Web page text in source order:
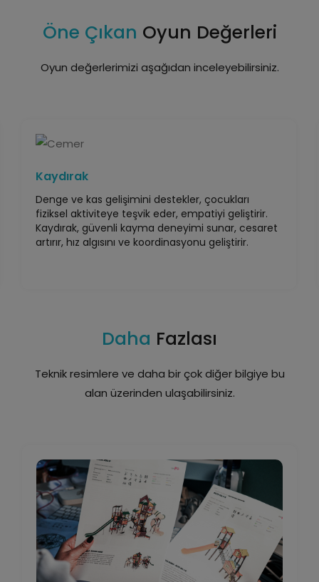
Öne Çıkan Oyun Değerleri
Oyun değerlerimizi aşağıdan inceleyebilirsiniz.
Kaydırak
Denge ve kas gelişimini destekler, çocukları
fiziksel aktiviteye teşvik eder, empatiyi geliştirir.
Kaydırak, güvenli kayma deneyimi sunar, cesaret
artırır, hız algısını ve koordinasyonu geliştirir.
Daha Fazlası
Teknik resimlere ve daha bir çok diğer bilgiye bu
alan üzerinden ulaşabilirsiniz.